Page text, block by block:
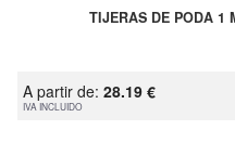
TIJERAS DE PODA 1
A partir de: 28.19 €
IVA INCLUIDO